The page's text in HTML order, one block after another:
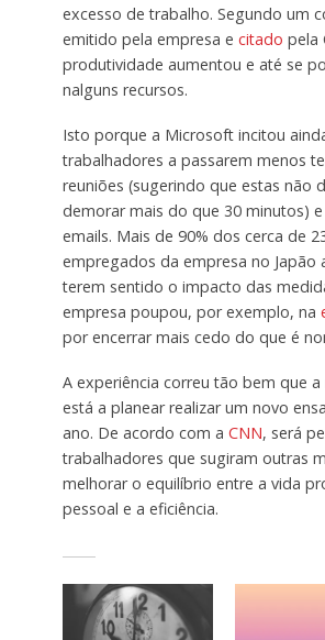
excesso de trabalho. Segundo um
emitido pela empresa e citado pela
produtividade aumentou e até se
nalguns recursos.
Isto porque a Microsoft incitou
trabalhadores a passarem menos
reuniões (sugerindo que estas não
demorar mais do que 30 minutos)
emails. Mais de 90% dos cerca de
empregados da empresa no Japão
terem sentido o impacto das
empresa poupou, por exemplo, na
por encerrar mais cedo do que é
A experiência correu tão bem que a
está a planear realizar um novo
ano. De acordo com a CNN, será
trabalhadores que sugiram outras
melhorar o equilíbrio entre a vida
pessoal e a eficiência.